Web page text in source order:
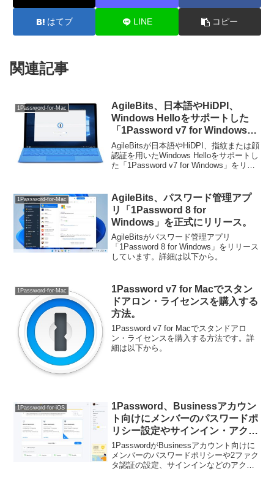
はてブ LINE コピー
関連記事
1Password-for-Mac
AgileBits、日本語やHiDPI、
Windows Helloをサポートした
「1Password v7 for Windows」
をリリース。
AgileBitsが日本語やHiDPI、指紋または顔
認証を用いたWindows Helloをサポートし
た「1Password v7 for Windows」をリリ
1Password-for-Mac
AgileBits、パスワード管理アプ
リ「1Password 8 for
Windows」を正式にリリース。
AgileBitsがパスワード管理アプリ
「1Password 8 for Windows」をリリース
しています。詳細は以下から。
1Password-for-Mac
1Password v7 for Macでスタン
ドアロン・ライセンスを購入する
方法。
1Password v7 for Macでスタンドアロ
ン・ライセンスを購入する方法です。詳
細は以下から。
1Password-for-iOS
1Password、Businessアカウン
ト向けにメンバーのパスワードポ
リシー設定やサインイン・アクテ
ィビティを確認できる
「1Password Advanced
Protection」機能を提供。
1PasswordがBusinessアカウント向けに
メンバーのパスワードポリシーや2ファク
タ認証の設定、サインインなどのアクテ